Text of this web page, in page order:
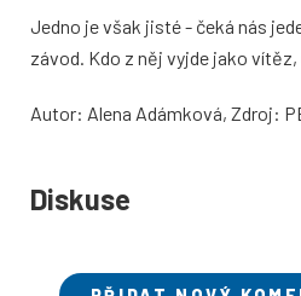
Jedno je však jisté - čeká nás
závod. Kdo z něj vyjde jako vítěz,
Autor: Alena Adámková, Zdroj:
Diskuse